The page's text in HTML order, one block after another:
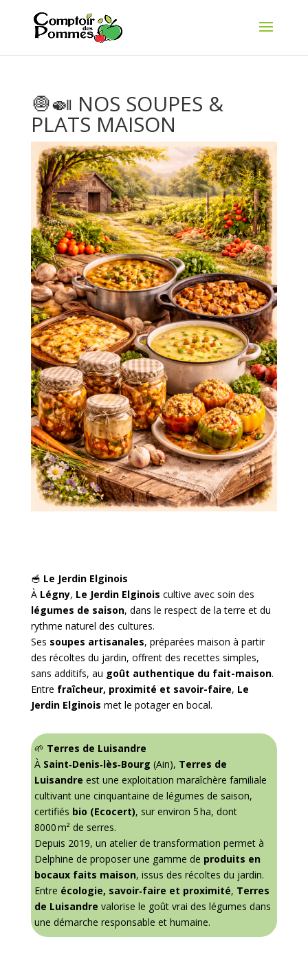
🧅🍛 NOS SOUPES &
PLATS MAISON
🥣 Le Jerdin Elginois
À Légny, Le Jerdin Elginois cultive avec soin des
légumes de saison, dans le respect de la terre et du
rythme naturel des cultures.
Ses soupes artisanales, préparées maison à partir
des récoltes du jardin, offrent des recettes simples,
sans additifs, au goût authentique du fait-maison.
Entre fraîcheur, proximité et savoir-faire, Le
Jerdin Elginois met le potager en bocal.
🌱 Terres de Luisandre
À Saint‑Denis‑lès‑Bourg (Ain), Terres de
Luisandre est une exploitation maraîchère familiale
cultivant une cinquantaine de légumes de saison,
certifiés bio (Ecocert), sur environ 5 ha, dont
8000 m² de serres.
Depuis 2019, un atelier de transformation permet à
Delphine de proposer une gamme de produits en
bocaux faits maison, issus des récoltes du jardin.
Entre écologie, savoir‑faire et proximité, Terres
de Luisandre valorise le goût vrai des légumes dans
une démarche responsable et humaine.